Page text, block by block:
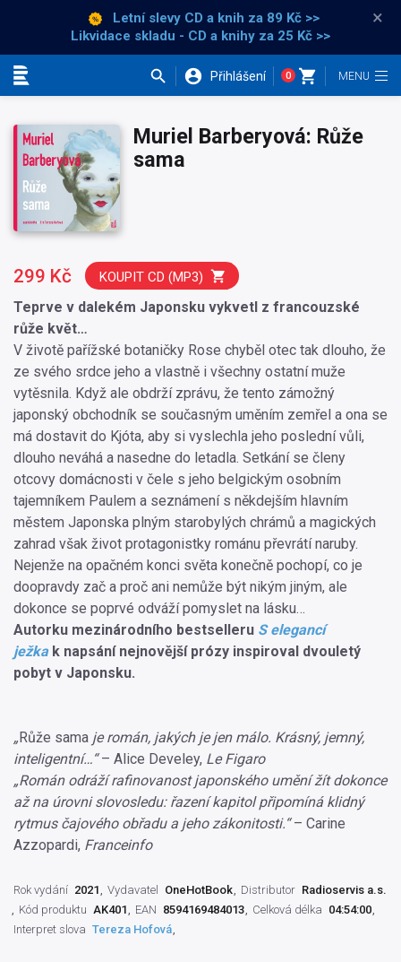
Letní slevy CD a knih za 89 Kč >>
Likvidace skladu - CD a knihy za 25 Kč >>
×
Přihlášení 0
Muriel Barberyová: Růže
sama
Teprve v dalekém Japonsku vykvetl z francouzské
růže květ…
V životě pařížské botaničky Rose chyběl otec tak dlouho, že
ze svého srdce jeho a vlastně i všechny ostatní muže
vytěsnila. Když ale obdrží zprávu, že tento zámožný
japonský obchodník se současným uměním zemřel a ona se
má dostavit do Kjóta, aby si vyslechla jeho poslední vůli,
dlouho neváhá a nasedne do letadla. Setkání se členy
otcovy domácnosti v čele s jeho belgickým osobním
tajemníkem Paulem a seznámení s někdejším hlavním
městem Japonska plným starobylých chrámů a magických
zahrad však život protagonistky románu převrátí naruby.
Nejenže na opačném konci světa konečně pochopí, co je
doopravdy zač a proč ani nemůže být nikým jiným, ale
dokonce se poprvé odváží pomyslet na lásku…
Autorku mezinárodního bestselleru S elegancí
ježka k napsání nejnovější prózy inspiroval dvouletý
pobyt v Japonsku.
„ Růže sama je román, jakých je jen málo. Krásný, jemný,
inteligentní…“– Alice Develey, Le Figaro
„Román odráží rafinovanost japonského umění žít dokonce
až na úrovni slovosledu: řazení kapitol připomíná klidný
rytmus čajového obřadu a jeho zákonitosti.“– Carine
Azzopardi, Franceinfo
299 Kč KOUPIT CD (MP3)
Rok vydání 2021 Vydavatel OneHotBook Distributor Radioservis a.s.
Kód produktu AK401 EAN 8594169484013 Celková délka 04:54:00
Interpret slova Tereza Hofová